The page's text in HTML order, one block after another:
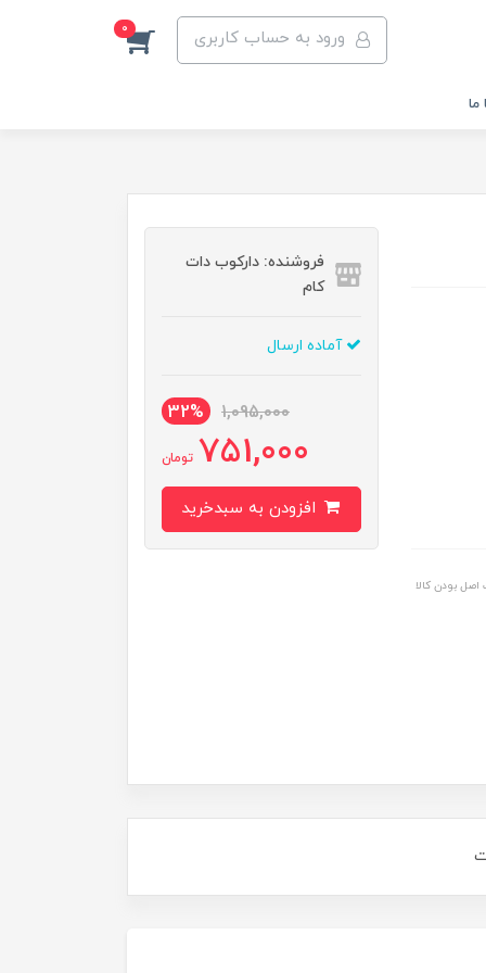
ورود به حساب کاربری 0
ما
بودن کالا
فروشنده: دارکوب دات
کام
آماده ارسال
1,095,000
32%
751,000 تومان